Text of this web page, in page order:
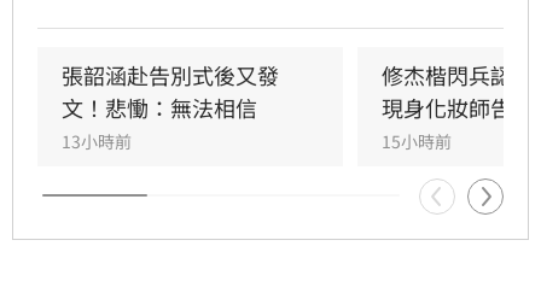
抗癌仍敬業工作，令曾有抗癌經驗的江蕙十分心
疼，如今遺憾好友離世。陳聆薇曾與眾多華語樂
壇巨星合作，打造無數經典造型，在演藝圈地位
崇高且人緣極佳，此次告別式眾星雲集，展現其
在幕後無可取代的重要性，演藝圈好友皆對這位
專業且溫暖的幕後推手表達最深切的懷念與不
張韶涵赴告別式後又發
文！悲慟：無法相信
13小時前
修杰楷閃兵認
現身化妝師告別
15小時前